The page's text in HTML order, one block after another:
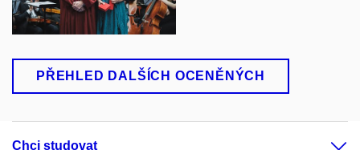
PŘEHLED DALŠÍCH OCENĚNÝCH
Chci studovat